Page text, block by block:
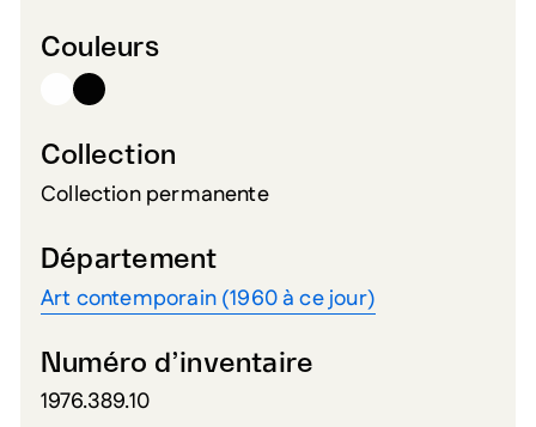
Couleurs
Collection
Collection permanente
Département
Art contemporain (1960 à ce jour)
Numéro d’inventaire
1976.389.10